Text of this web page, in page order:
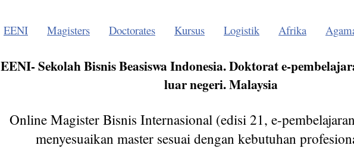
EENI Magisters Doctorates Kursus Logistik Afrika
EENI- Sekolah Bisnis Beasiswa Indonesia. Doktorat e-
luar negeri. Malaysia
Online Magister Bisnis Internasional (edisi 21, e-
menyesuaikan master sesuai dengan kebutuhan